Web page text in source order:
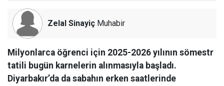
Zelal Sinayiç Muhabir
Milyonlarca öğrenci için 2025-2026 yılının sömestr
tatili bugün karnelerin alınmasıyla başladı.
Diyarbakır’da da sabahın erken saatlerinde